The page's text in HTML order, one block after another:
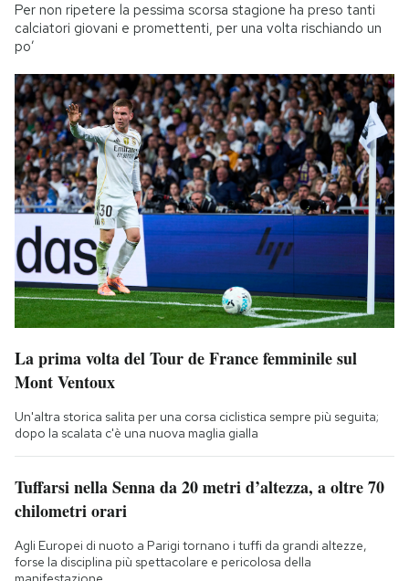
Per non ripetere la pessima scorsa stagione ha preso tanti
calciatori giovani e promettenti, per una volta rischiando un
po’
La prima volta del Tour de France femminile sul
Mont Ventoux
Un'altra storica salita per una corsa ciclistica sempre più seguita;
dopo la scalata c'è una nuova maglia gialla
Tuffarsi nella Senna da 20 metri d’altezza, a oltre 70
chilometri orari
Agli Europei di nuoto a Parigi tornano i tuffi da grandi altezze,
forse la disciplina più spettacolare e pericolosa della